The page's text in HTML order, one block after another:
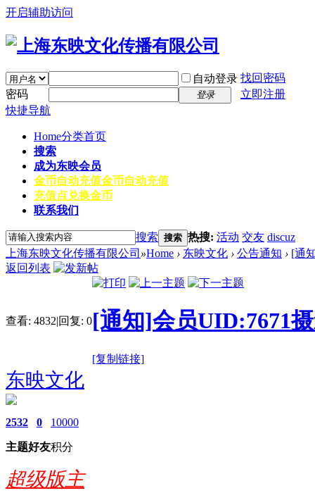
开启辅助访问
自动登录 找回密码
密码
登录
立即注册
快捷导航
Home分类首页
搜索
成为东映会员
金币自动充值金币自动充值
充值点兑换金币
联系我们
搜索 搜索 热搜: 活动 交友 discuz
上海东映文化传播有限公司 »Home › 东映文化 › 公告通知 › [通
返回列表
查看: 4832|回复: 0[通知]会员UID:7671
[复制链接]
东映文化
2532
主题
0
好友
10000
积分
超级版主